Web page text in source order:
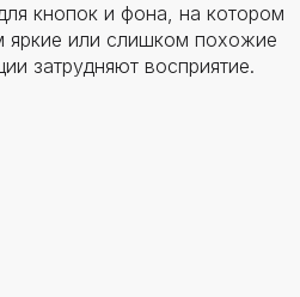
кнопок и фона, на котором
яркие или слишком похожие
затрудняют восприятие.